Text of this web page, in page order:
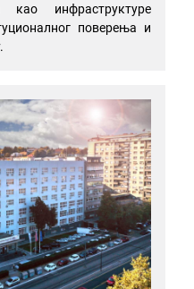
као инфраструктуре
поверења и